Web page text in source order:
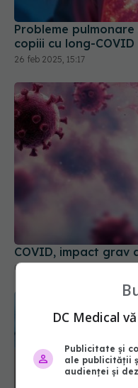
Probleme
copiii cu long-COVID
26 feb 2025, 15:17
COVID, impact grav
04 mar 2026, 12:29
DC Medical
Publicitate și
ale publicității
audienței și